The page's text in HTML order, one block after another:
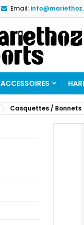
Email:
ACCESSOIRES
Casquettes / Bonnets